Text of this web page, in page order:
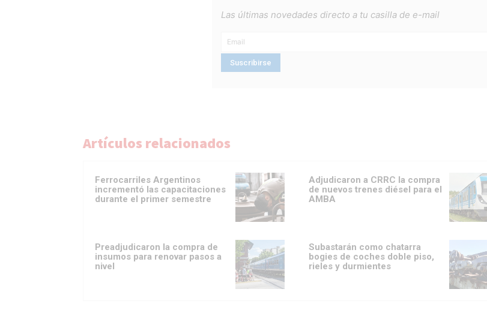
Las últimas novedades directo a tu casilla de e-mail
Artículos relacionados
Ferrocarriles Argentinos
incrementó las capacitaciones
durante el primer semestre
Adjudicaron a CRRC la compra
de nuevos trenes diésel para el
AMBA
Preadjudicaron la compra de
insumos para renovar pasos a
nivel
Subastarán como chatarra
bogies de coches doble piso,
rieles y durmientes